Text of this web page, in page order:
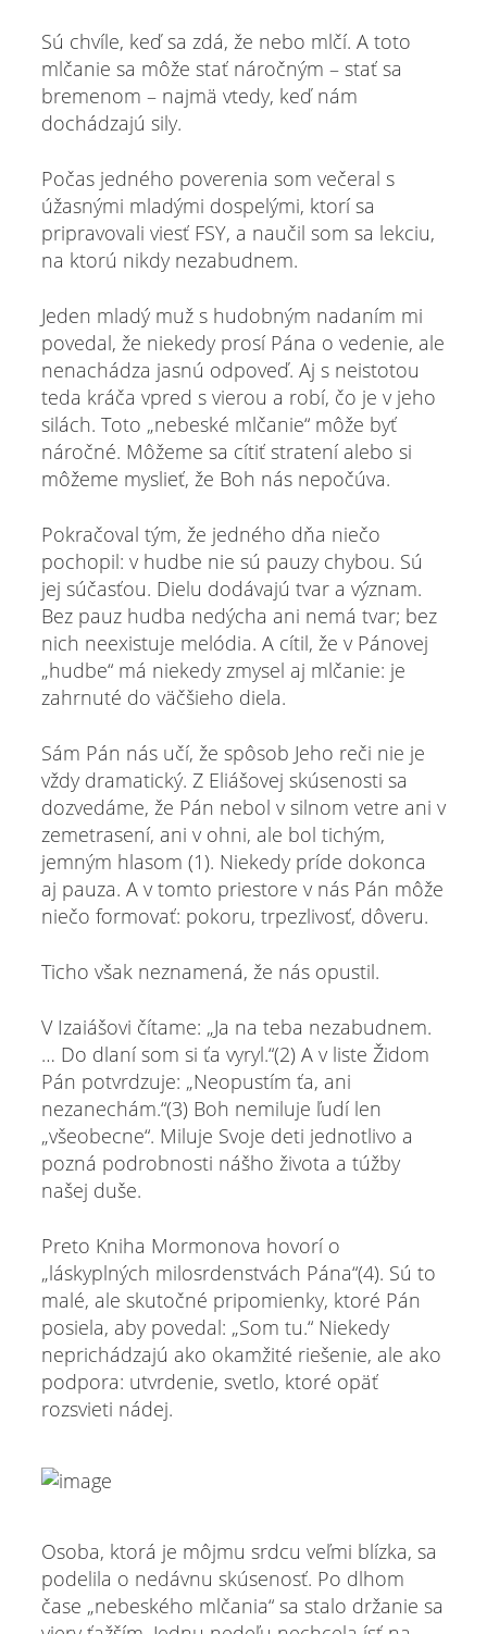
Sú chvíle, keď sa zdá, že nebo mlčí. A toto
mlčanie sa môže stať náročným – stať sa
bremenom – najmä vtedy, keď nám
dochádzajú sily.
Počas jedného poverenia som večeral s
úžasnými mladými dospelými, ktorí sa
pripravovali viesť FSY, a naučil som sa lekciu,
na ktorú nikdy nezabudnem.
Jeden mladý muž s hudobným nadaním mi
povedal, že niekedy prosí Pána o vedenie, ale
nenachádza jasnú odpoveď. Aj s neistotou
teda kráča vpred s vierou a robí, čo je v jeho
silách. Toto „nebeské mlčanie“ môže byť
náročné. Môžeme sa cítiť stratení alebo si
môžeme myslieť, že Boh nás nepočúva.
Pokračoval tým, že jedného dňa niečo
pochopil: v hudbe nie sú pauzy chybou. Sú
jej súčasťou. Dielu dodávajú tvar a význam.
Bez pauz hudba nedýcha ani nemá tvar; bez
nich neexistuje melódia. A cítil, že v Pánovej
„hudbe“ má niekedy zmysel aj mlčanie: je
zahrnuté do väčšieho diela.
Sám Pán nás učí, že spôsob Jeho reči nie je
vždy dramatický. Z Eliášovej skúsenosti sa
dozvedáme, že Pán nebol v silnom vetre ani v
zemetrasení, ani v ohni, ale bol tichým,
jemným hlasom (1). Niekedy príde dokonca
aj pauza. A v tomto priestore v nás Pán môže
niečo formovať: pokoru, trpezlivosť, dôveru.
Ticho však neznamená, že nás opustil.
V Izaiášovi čítame: „Ja na teba nezabudnem.
… Do dlaní som si ťa vyryl.“(2) A v liste Židom
Pán potvrdzuje: „Neopustím ťa, ani
nezanechám.“(3) Boh nemiluje ľudí len
„všeobecne“. Miluje Svoje deti jednotlivo a
pozná podrobnosti nášho života a túžby
našej duše.
Preto Kniha Mormonova hovorí o
„láskyplných milosrdenstvách Pána“(4). Sú to
malé, ale skutočné pripomienky, ktoré Pán
posiela, aby povedal: „Som tu.“ Niekedy
neprichádzajú ako okamžité riešenie, ale ako
podpora: utvrdenie, svetlo, ktoré opäť
rozsvieti nádej.
Osoba, ktorá je môjmu srdcu veľmi blízka, sa
podelila o nedávnu skúsenosť. Po dlhom
čase „nebeského mlčania“ sa stalo držanie sa